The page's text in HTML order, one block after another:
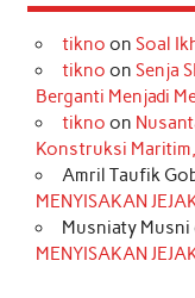
tikno on Soal
tikno on Senja
Berganti Menjadi
tikno on
Konstruksi
Amril Taufik
MENYISAKAN
Musniaty Musni
MENYISAKAN